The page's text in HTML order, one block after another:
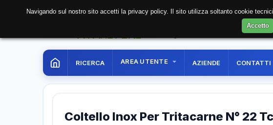
RICERCA AREA UTENTE AZIENDE CONTATTI
Coltello Inox Per Tritacarne N° 22
Navigando sul nostro sito accetti la privacy policy. Il sito utilizza soltanto cookie
Accetto